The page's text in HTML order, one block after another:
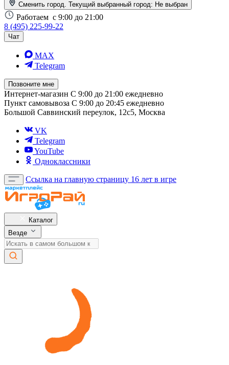
Сменить город. Текущий выбранный город: Не выбран
Работаем с 9:00 до 21:00
8 (495) 225-99-22
Чат
MAX
Telegram
Позвоните мне
Интернет-магазин С 9:00 до 21:00 ежедневно
Пункт самовывоза С 9:00 до 20:45 ежедневно
Большой Саввинский переулок, 12с5, Москва
VK
Telegram
YouTube
Одноклассники
Ссылка на главную страницу 16 лет в игре
Каталог
Везде